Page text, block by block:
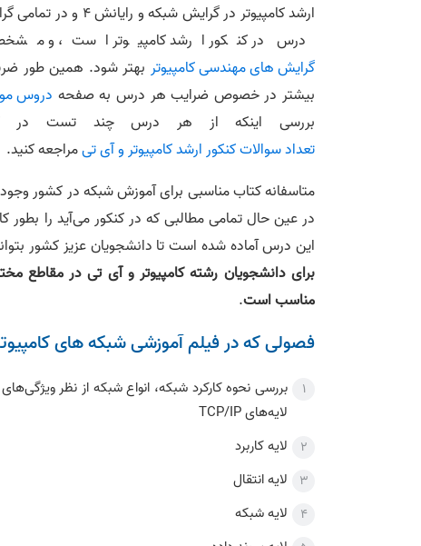
درس در کنکور ارشد کامپیوتر است، و
گرایش‌ های مهندسی کامپیوتر
بیشتر در خصوص ضرایب هر درس به صفحه دروس
بررسی اینکه از هر درس چند تست در
تعداد سوالات کنکور ارشد کامپیوتر و آی تیمراجعه کنید.
متاسفانه کتاب مناسبی برای آموزش شبکه در کشور
در عین حال تمامی مطالبی که در کنکور می‌آید را
این درس آماده شده است تا دانشجویان عزیز کشور
برای دانشجویان رشته کامپیوتر و آی تی در مقاطع
مناسب است.
فصولی که در فیلم آموزشی شبکه های
بررسی نحوه کارکرد شبکه، انواع شبکه از نظر
لایه‌های TCP/IP
لایه کاربرد
لایه انتقال
لایه شبکه